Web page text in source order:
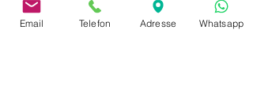
Neusserstraße 402
Email Telefon Adresse Whatsapp